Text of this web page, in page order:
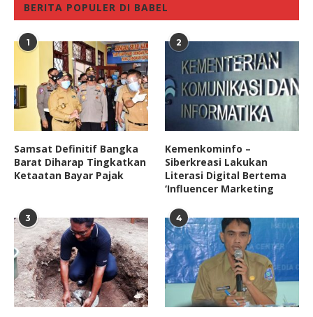
BERITA POPULER DI BABEL
1
Samsat Definitif Bangka
Barat Diharap Tingkatkan
Ketaatan Bayar Pajak
2
Kemenkominfo –
Siberkreasi Lakukan
Literasi Digital Bertema
‘Influencer Marketing
3 4